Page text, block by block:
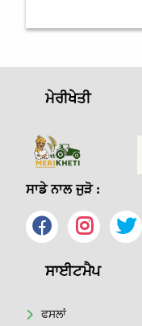
ਮੇਰੀਖੇਤੀ
ਸਾਡੇ ਨਾਲ ਜੁੜੋ :
ਸਾਈਟਮੈਪ
ਫਸਲਾਂ